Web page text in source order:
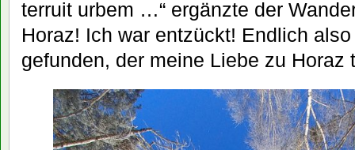
terruit urbem …“ ergänzte der
Horaz! Ich war entzückt! Endlich
gefunden, der meine Liebe zu Horaz